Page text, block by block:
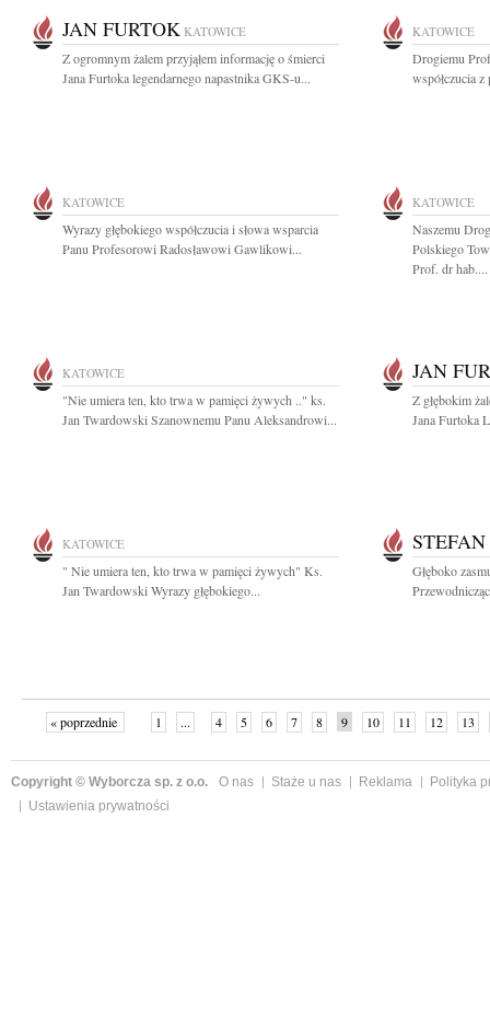
JAN FURTOK KATOWICE
Z ogromnym żalem przyjąłem informację o śmierci
Jana Furtoka legendarnego napastnika GKS-u...
KATOWICE
Drogiemu
współczucia
KATOWICE
Wyrazy głębokiego współczucia i słowa wsparcia
Panu Profesorowi Radosławowi Gawlikowi...
KATOWICE
Naszemu
Polskiego
Prof. dr hab....
KATOWICE
"Nie umiera ten, kto trwa w pamięci żywych .." ks.
Jan Twardowski Szanownemu Panu Aleksandrowi...
JAN
Z głębokim
Jana Furtoka
KATOWICE
" Nie umiera ten, kto trwa w pamięci żywych" Ks.
Jan Twardowski Wyrazy głębokiego...
Głęboko
« poprzednie 1 ... 4 5 6 7 8 9 10 11 12 13
Copyright © Wyborcza sp. z o.o. O nas Staże u nas Reklama
Polityka
Ustawienia prywatności